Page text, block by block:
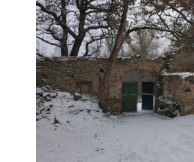
© 2026 eStránky.cz